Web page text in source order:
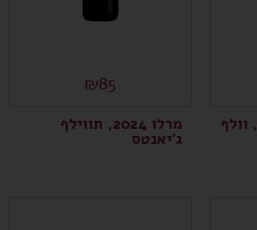
סוביניון בלאן 2025, וולף
₪85
מרלו 2024, תווילף
ג'יאנטס